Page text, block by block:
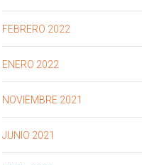
FEBRERO 2022
ENERO 2022
NOVIEMBRE 2021
JUNIO 2021